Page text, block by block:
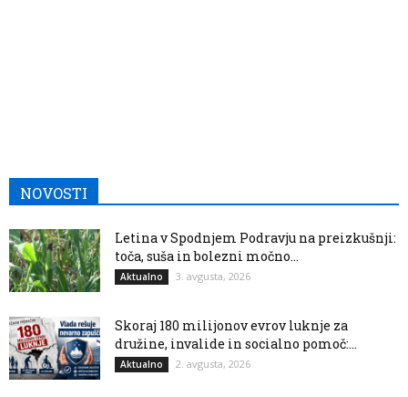
NOVOSTI
Letina v Spodnjem Podravju na preizkušnji:
toča, suša in bolezni močno...
Aktualno 3. avgusta, 2026
Skoraj 180 milijonov evrov luknje za
družine, invalide in socialno pomoč:...
Aktualno 2. avgusta, 2026